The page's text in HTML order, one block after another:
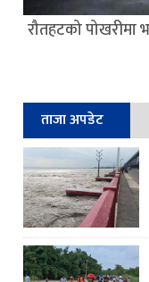
रौतहटको
ताजा अपडेट